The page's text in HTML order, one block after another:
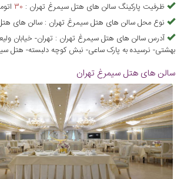
ظرفیت پارکینگ سالن های هتل سیمرغ تهران :
30
نوع محلسالن های هتل سیمرغ تهران : سالن های
آدرسسالن های هتل سیمرغ تهران : تهران- خیابان
بهشتی- نرسیده به پارک ساعی- نبش کوچه دلبسته- هتل
سالن های هتل سیمرغ تهران